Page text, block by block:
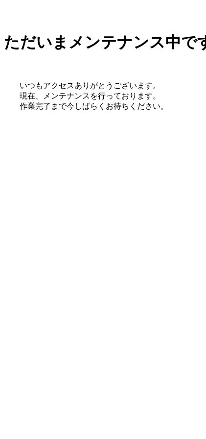
ただいまメンテナンス中で
いつもアクセスありがとうございます。
現在、メンテナンスを行っております。
作業完了まで今しばらくお待ちください。